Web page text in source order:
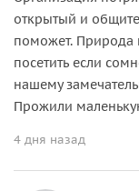
открытый и
поможет. Природа
посетить если
нашему
Прожили
4 дня назад